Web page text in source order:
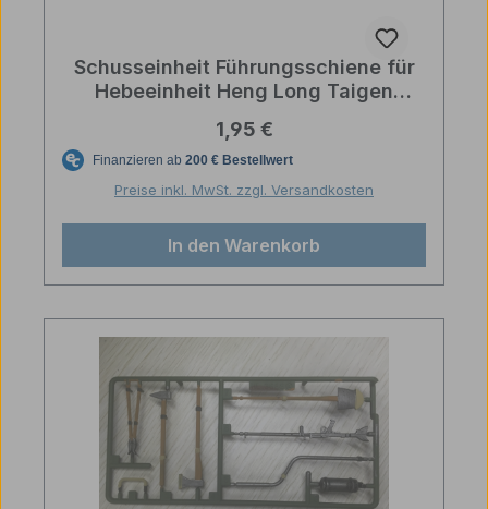
Schusseinheit Führungsschiene für
Hebeeinheit Heng Long Taigen
Regulärer Preis:
1,95 €
Preise inkl. MwSt. zzgl. Versandkosten
In den Warenkorb